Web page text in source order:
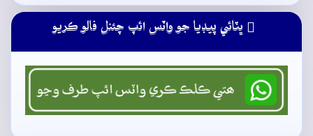
ڀٽائي پيڊيا جو واٽس ائپ چئنل فالو ڪريو